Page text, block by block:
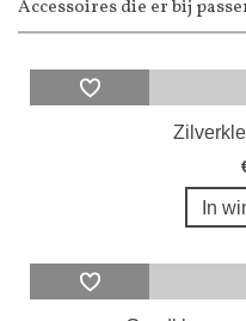
Accessoires die er bij
In